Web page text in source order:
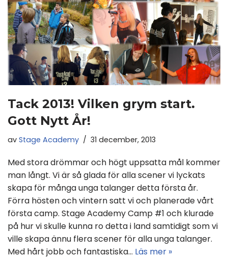
Tack 2013! Vilken grym start.
Gott Nytt År!
av Stage Academy 31 december, 2013
Med stora drömmar och högt uppsatta mål kommer
man långt. Vi är så glada för alla scener vi lyckats
skapa för många unga talanger detta första år.
Förra hösten och vintern satt vi och planerade vårt
första camp. Stage Academy Camp #1 och klurade
på hur vi skulle kunna ro detta i land samtidigt som vi
ville skapa ännu flera scener för alla unga talanger.
Med hårt jobb och fantastiska… Läs mer »